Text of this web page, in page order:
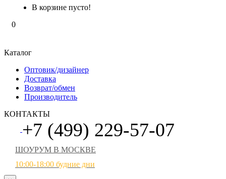
В корзине пусто!
0
Каталог
Оптовик/дизайнер
Доставка
Возврат/обмен
Производитель
КОНТАКТЫ
+7 (499) 229-57-07
ШОУРУМ В МОСКВЕ
10:00-18:00 будние дни